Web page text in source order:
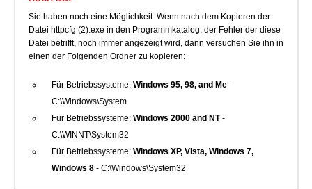
Sie haben noch eine Möglichkeit. Wenn nach dem Kopieren der
Datei httpcfg (2).exe in den Programmkatalog, der Fehler der diese
Datei betrifft, noch immer angezeigt wird, dann versuchen Sie ihn in
einen der Folgenden Ordner zu kopieren:
Für Betriebssysteme: Windows 95, 98, and Me -
C:\Windows\System
Für Betriebssysteme: Windows 2000 and NT-
C:\WINNT\System32
Für Betriebssysteme: Windows XP, Vista, Windows 7,
Windows 8 - C:\Windows\System32